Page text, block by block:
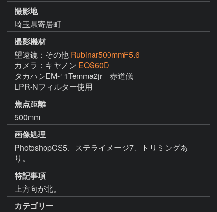
撮影地
埼玉県寄居町
撮影機材
望遠鏡：その他 Rubinar500mmF5.6
カメラ：キヤノン EOS60D
タカハシEM-11Temma2jr　赤道儀
LPR-Nフィルター使用
焦点距離
500mm
画像処理
PhotoshopCS5、ステライメージ7、トリミングあ
り。
特記事項
上方向が北。
カテゴリー